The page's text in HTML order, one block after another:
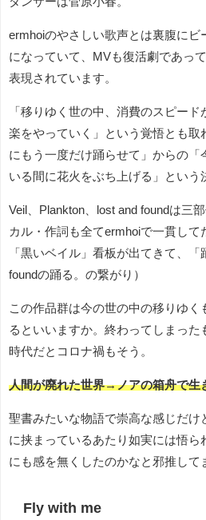
ermhoiのやさしい歌声とは裏腹にビ
になっていて、MVも復活劇であっ
表現されています。
「移りゆく世の中、消費のスピー
楽をやっていく」という覚悟とも取
にもう一度だけ踊らせて」からの「
いる間に花火をぶち上げる」という
Veil、Plankton、lost and foundは三
カル・作詞も全てermhoiで一貫して
「黒いベイル」看板が出てきて、
foundの踊る。の繋がり）
この作品群は今の世の中の移りゆ
るといいますか。終わってしまっ
時代だとコロナ禍もそう。
人間が廃れた世界→ノアの箱舟で
聖書みたいな物語で崇高な感じだけ
に挟まっているあたり如実には悟ら
にも感を無くしたのかなと邪推して
Fly with me